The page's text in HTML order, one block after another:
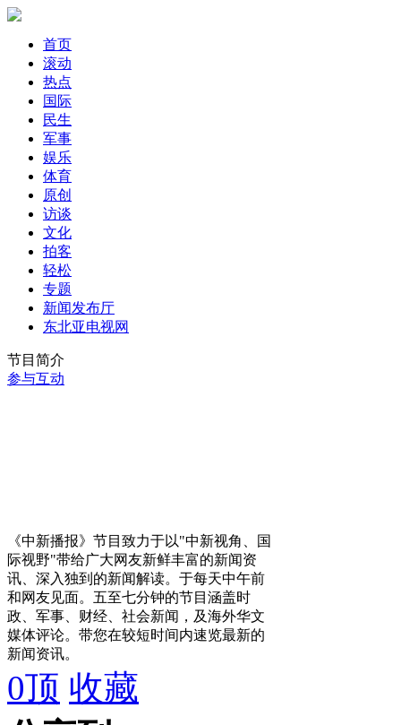
首页
滚动
热点
国际
民生
军事
娱乐
体育
原创
访谈
文化
拍客
轻松
专题
新闻发布厅
东北亚电视网
节目简介
参与互动
《中新播报》节目致力于以"中新视角、国
际视野"带给广大网友新鲜丰富的新闻资
讯、深入独到的新闻解读。于每天中午前
和网友见面。五至七分钟的节目涵盖时
政、军事、财经、社会新闻，及海外华文
媒体评论。带您在较短时间内速览最新的
新闻资讯。
0顶 收藏